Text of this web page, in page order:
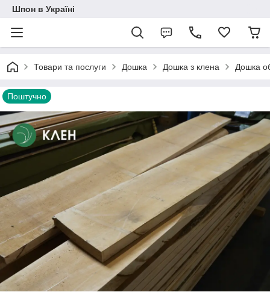
Шпон в Україні
Товари та послуги Дошка Дошка з клена Дошка
Поштучно